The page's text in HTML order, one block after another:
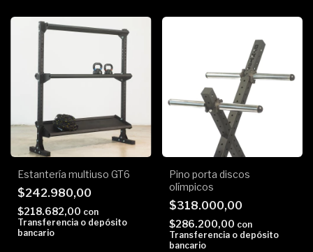
Estantería multiuso GT6
$242.980,00
$218.682,00 con
Transferencia o depósito
bancario
Pino porta discos
olímpicos
$318.000,00
$286.200,00 con
Transferencia o depósito
bancario